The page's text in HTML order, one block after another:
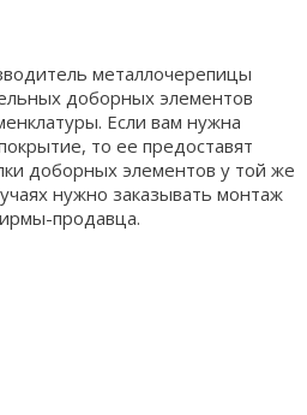
металлочерепицы
доборных элементов
Если вам нужна
то ее предоставят
доборных элементов у той же
нужно заказывать монтаж
продавца.